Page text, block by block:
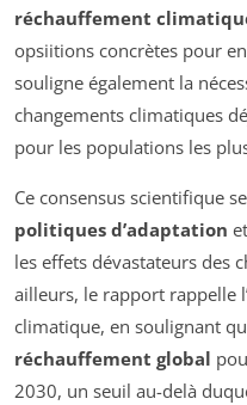
réchauffement
opsiitions concrètes pour
souligne également la
changements climatiques
pour les populations les
Ce consensus scientifique
politiques d’adaptation
les effets dévastateurs des
ailleurs, le rapport rappelle
climatique, en soulignant
réchauffement global
2030, un seuil au-delà